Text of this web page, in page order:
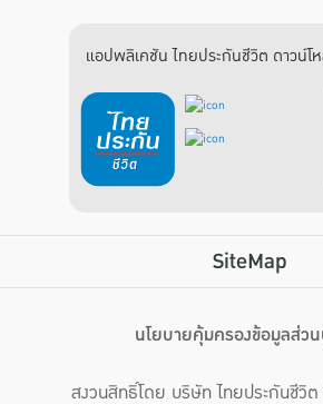
แอปพลิเคชัน ไทยประกันชีวิต ดาวน์โ
SiteMap
นโยบายคุ้มครองข้อมูลส่ว
สงวนสิทธิ์โดย บริษัท ไทยประกันชีวิ